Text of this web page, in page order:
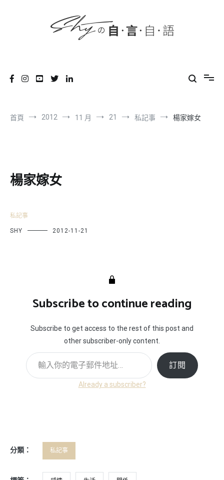
首頁 2012 11 月 21 私記事 楊家嫁女
楊家嫁女
私記事
SHY 2012-11-21
Subscribe to continue reading
Subscribe to get access to the rest of this post and
other subscriber-only content.
輸入你的電子郵件地址…
訂閱
Already a subscriber?
分類： 私記事